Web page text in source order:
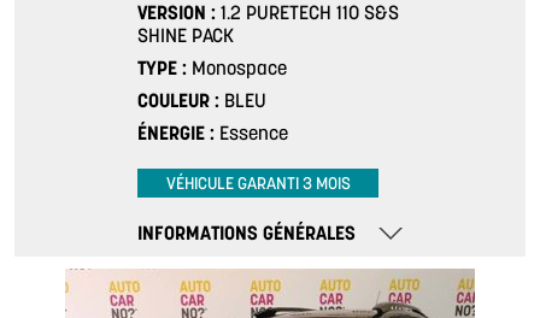
VERSION
1.2 PURETECH 110 S&S
SHINE PACK
TYPE
Monospace
COULEUR
BLEU
ÉNERGIE
Essence
VÉHICULE GARANTI 3 MOIS
INFORMATIONS GÉNÉRALES